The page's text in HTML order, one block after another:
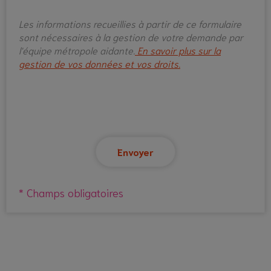
Les informations recueillies à partir de ce formulaire
sont nécessaires à la gestion de votre demande par
l'équipe métropole aidante. En savoir plus sur la
gestion de vos données et vos droits.
* Champs obligatoires